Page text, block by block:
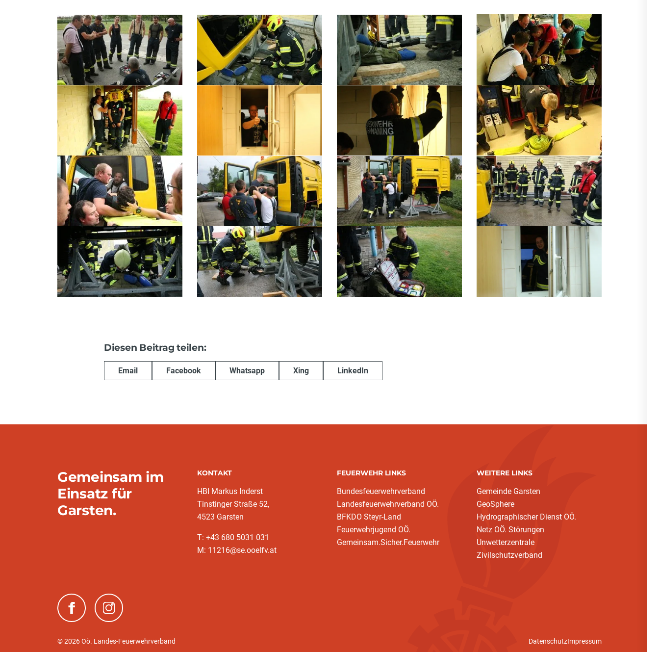
Diesen Beitrag teilen:
Email Facebook Whatsapp Xing LinkedIn
Gemeinsam im
Einsatz für
Garsten.
KONTAKT
HBI Markus Inderst
Tinstinger Straße 52,
4523 Garsten
T: +43 680 5031 031
M: 11216@se.ooelfv.at
FEUERWEHR LINKS
Bundesfeuerwehrverband
Landesfeuerwehrverband OÖ.
BFKDO Steyr-Land
Feuerwehrjugend OÖ.
Gemeinsam.Sicher.Feuerwehr
WEITERE LINKS
Gemeinde Garsten
GeoSphere
Hydrographischer Dienst OÖ.
Netz OÖ. Störungen
Unwetterzentrale
Zivilschutzverband
(neues Fenster)(neues Fenster)
© 2026 Oö. Landes-Feuerwehrverband DatenschutzImpressum